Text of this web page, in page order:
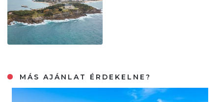
MÁS AJÁNLAT ÉRDEKELNE?